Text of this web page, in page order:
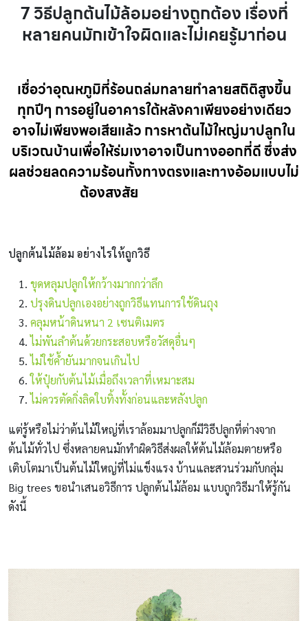
7 วิธีปลูกต้นไม้ล้อมอย่างถูกต้อง เรื่องที่
หลายคนมักเข้าใจผิดและไม่เคยรู้มาก่อน
เชื่อว่าอุณหภูมิที่ร้อนถล่มทลายทำลายสถิติสูงขึ้น
ทุกปีๆ การอยู่ในอาคารใต้หลังคาเพียงอย่างเดียว
อาจไม่เพียงพอเสียแล้ว การหาต้นไม้ใหญ่มาปลูกใน
บริเวณบ้านเพื่อให้ร่มเงาอาจเป็นทางออกที่ดี ซึ่งส่ง
ผลช่วยลดความร้อนทั้งทางตรงและทางอ้อมแบบไม่
ต้องสงสัย
ปลูกต้นไม้ล้อม อย่างไรให้ถูกวิธี
ขุดหลุมปลูกให้กว้างมากกว่าลึก
ปรุงดินปลูกเองอย่างถูกวิธีแทนการใช้ดินถุง
คลุมหน้าดินหนา 2 เซนติเมตร
ไม่พันลำต้นด้วยกระสอบหรือวัสดุอื่นๆ
ไม่ใช้ค้ำยันมากจนเกินไป
ให้ปุ๋ยกับต้นไม้เมื่อถึงเวลาที่เหมาะสม
ไม่ควรตัดกิ่งลิดใบทิ้งทั้งก่อนและหลังปลูก
แต่รู้หรือไม่ว่าต้นไม้ใหญ่ที่เราล้อมมาปลูกก็มีวิธีปลูกที่ต่างจาก
ต้นไม้ทั่วไป ซึ่งหลายคนมักทำผิดวิธีส่งผลให้ต้นไม้ล้อมตายหรือ
เติบโตมาเป็นต้นไม้ใหญ่ที่ไม่แข็งแรง บ้านและสวนร่วมกับกลุ่ม
Big trees ขอนำเสนอวิธีการ ปลูกต้นไม้ล้อม แบบถูกวิธีมาให้รู้กัน
ดังนี้